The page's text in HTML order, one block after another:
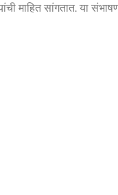
माहित सांगतात. या